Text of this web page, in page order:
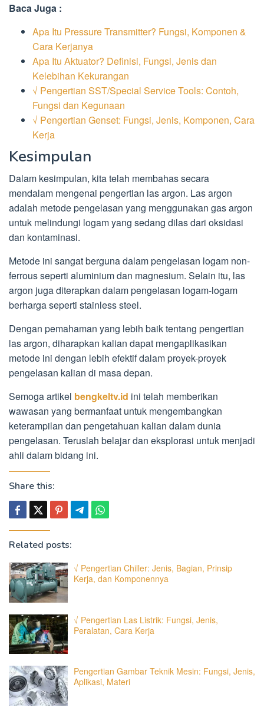
Baca Juga :
Apa Itu Pressure Transmitter? Fungsi, Komponen &
Cara Kerjanya
Apa Itu Aktuator? Definisi, Fungsi, Jenis dan
Kelebihan Kekurangan
√ Pengertian SST/Special Service Tools: Contoh,
Fungsi dan Kegunaan
√ Pengertian Genset: Fungsi, Jenis, Komponen, Cara
Kerja
Kesimpulan
Dalam kesimpulan, kita telah membahas secara
mendalam mengenai pengertian las argon. Las argon
adalah metode pengelasan yang menggunakan gas argon
untuk melindungi logam yang sedang dilas dari oksidasi
dan kontaminasi.
Metode ini sangat berguna dalam pengelasan logam non-
ferrous seperti aluminium dan magnesium. Selain itu, las
argon juga diterapkan dalam pengelasan logam-logam
berharga seperti stainless steel.
Dengan pemahaman yang lebih baik tentang pengertian
las argon, diharapkan kalian dapat mengaplikasikan
metode ini dengan lebih efektif dalam proyek-proyek
pengelasan kalian di masa depan.
Semoga artikel bengkeltv.id ini telah memberikan
wawasan yang bermanfaat untuk mengembangkan
keterampilan dan pengetahuan kalian dalam dunia
pengelasan. Teruslah belajar dan eksplorasi untuk menjadi
ahli dalam bidang ini.
Share this:
Related posts:
√ Pengertian Chiller: Jenis, Bagian, Prinsip
Kerja, dan Komponennya
√ Pengertian Las Listrik: Fungsi, Jenis,
Peralatan, Cara Kerja
Pengertian Gambar Teknik Mesin: Fungsi, Jenis,
Aplikasi, Materi